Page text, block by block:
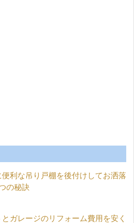
便利な吊り戸棚を後付けしてお洒落
の秘訣
ガレージのリフォーム費用を安く